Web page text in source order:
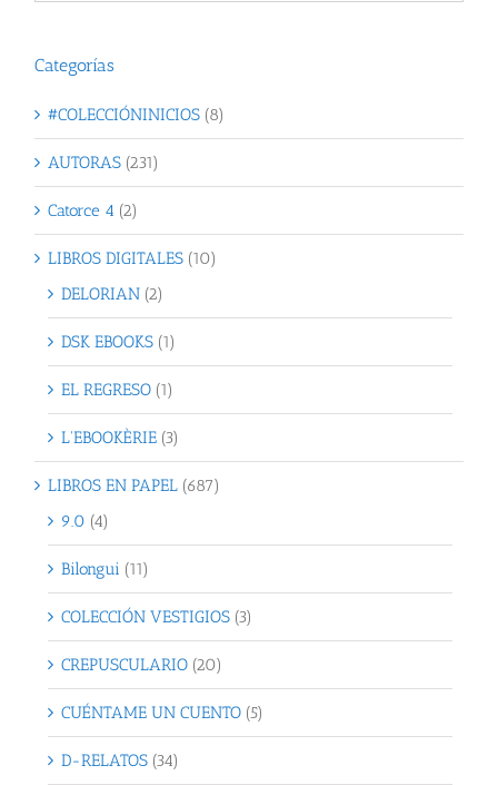
Categorías
#COLECCIÓNINICIOS (8)
AUTORAS (231)
Catorce 4 (2)
LIBROS DIGITALES (10)
DELORIAN (2)
DSK EBOOKS (1)
EL REGRESO (1)
L'EBOOKÈRIE (3)
LIBROS EN PAPEL (687)
9.0 (4)
Bilongui (11)
COLECCIÓN VESTIGIOS (3)
CREPUSCULARIO (20)
CUÉNTAME UN CUENTO (5)
D-RELATOS (34)